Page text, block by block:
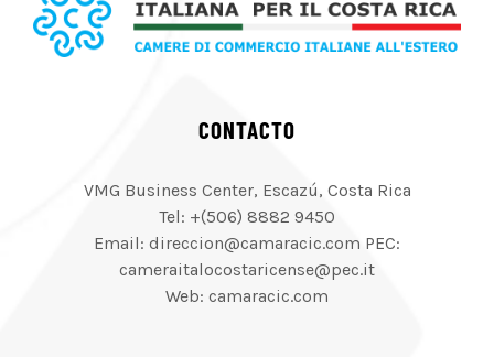
CONTACTO
VMG Business Center, Escazú, Costa Rica
Tel: +(506) 8882 9450
Email: direccion@camaracic.com PEC:
cameraitalocostaricense@pec.it
Web: camaracic.com